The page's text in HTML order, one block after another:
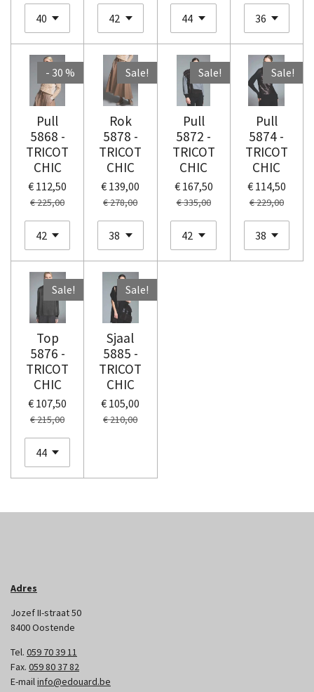
- 30 %
Pull
5868 -
TRICOT
CHIC
€ 112,50
€ 225,00
Sale!
Rok
5878 -
TRICOT
CHIC
€ 139,00
€ 278,00
Sale!
Pull
5872 -
TRICOT
CHIC
€ 167,50
€ 335,00
Sale!
Pull
5874 -
TRICOT
CHIC
€ 114,50
€ 229,00
Sale!
Top
5876 -
TRICOT
CHIC
€ 107,50
€ 215,00
Sale!
Sjaal
5885 -
TRICOT
CHIC
€ 105,00
€ 210,00
Adres
Jozef II-straat 50
8400 Oostende
Tel. 059 70 39 11
Fax. 059 80 37 82
E-mailinfo@edouard.be